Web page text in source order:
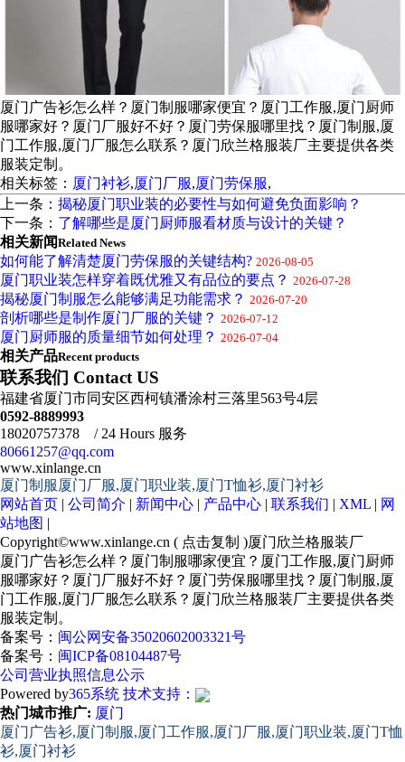
厦门广告衫怎么样？厦门制服哪家便宜？厦门工作服,厦门厨师
服哪家好？厦门厂服好不好？厦门劳保服哪里找？厦门制服,厦
门工作服,厦门厂服怎么联系？厦门欣兰格服装厂主要提供各类
服装定制。
相关标签： 厦门衬衫,厦门厂服,厦门劳保服,
上一条： 揭秘厦门职业装的必要性与如何避免负面影响？
下一条： 了解哪些是厦门厨师服看材质与设计的关键？
相关新闻Related News
如何能了解清楚厦门劳保服的关键结构? 2026-08-05
厦门职业装怎样穿着既优雅又有品位的要点？ 2026-07-28
揭秘厦门制服怎么能够满足功能需求？ 2026-07-20
剖析哪些是制作厦门厂服的关键？ 2026-07-12
厦门厨师服的质量细节如何处理？ 2026-07-04
相关产品Recent products
联系我们 Contact US
福建省厦门市同安区西柯镇潘涂村三落里563号4层
0592-8889993
18020757378 / 24 Hours 服务
80661257@qq.com
www.xinlange.cn
厦门制服厦门厂服,厦门职业装,厦门T恤衫,厦门衬衫
网站首页 | 公司简介 | 新闻中心 | 产品中心 | 联系我们 | XML | 网
站地图 |
Copyright©www.xinlange.cn ( 点击复制 )厦门欣兰格服装厂
厦门广告衫怎么样？厦门制服哪家便宜？厦门工作服,厦门厨师
服哪家好？厦门厂服好不好？厦门劳保服哪里找？厦门制服,厦
门工作服,厦门厂服怎么联系？厦门欣兰格服装厂主要提供各类
服装定制。
备案号： 闽公网安备35020602003321号
备案号： 闽ICP备08104487号
公司营业执照信息公示
Powered by365系统 技术支持：
热门城市推广: 厦门
厦门广告衫,厦门制服,厦门工作服,厦门厂服,厦门职业装,厦门T恤
衫,厦门衬衫